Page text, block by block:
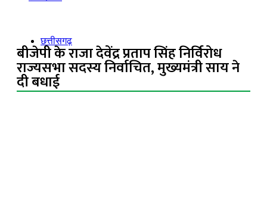
छत्तीसगढ़
बीजेपी के राजा देवेंद्र प्रताप सिंह निर्विरोध
राज्यसभा सदस्य निर्वाचित, मुख्यमंत्री साय ने
दी बधाई